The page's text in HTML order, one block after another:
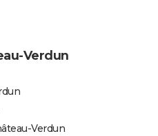
Verdun
Verdun